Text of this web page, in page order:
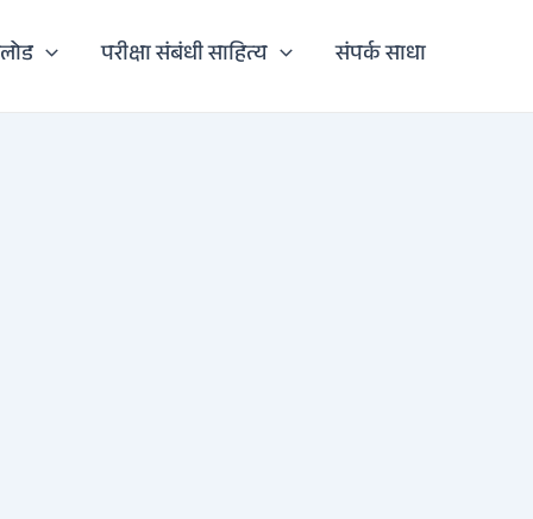
परीक्षा संबंधी साहित्य संपर्क साधा